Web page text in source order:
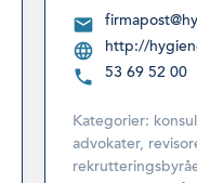
http://
53 69 52 00
Kategorier:
advokater,